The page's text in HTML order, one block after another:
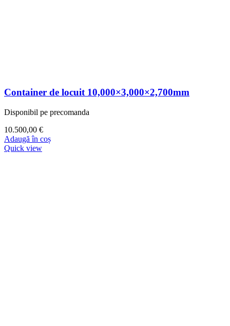
Container de locuit 10,000×3,000×2,700mm
Disponibil pe precomanda
10.500,00 €
Adaugă în coș
Quick view